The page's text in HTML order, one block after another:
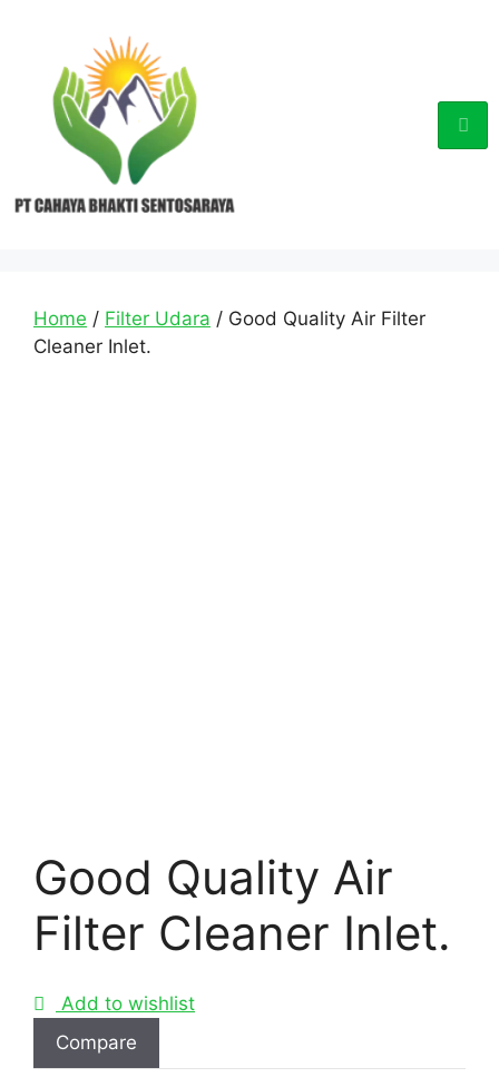
Home / Filter Udara / Good Quality Air Filter
Cleaner Inlet.
Good Quality Air
Filter Cleaner Inlet.
Add to wishlist
Compare